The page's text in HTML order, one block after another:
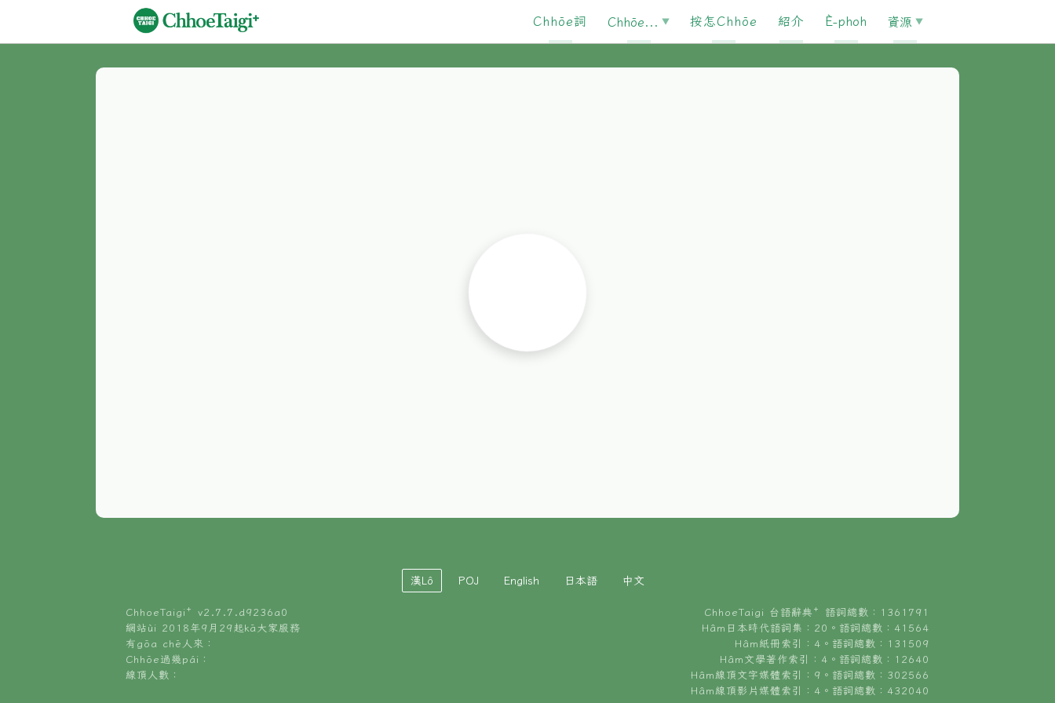
Chhōe詞 Chhōe... 按怎Chhōe 紹介 È-phoh 資源
漢Lô POJ English 日本語 中文
ChhoeTaigi⁺ v2.7.7.d9236a0
網站ùi 2018年9月29起kā大家服務
有gōa chē人來：
Chhōe過幾pái：
線頂人數：
ChhoeTaigi 台語辭典⁺ 語詞總數：1361791
Hâm日本時代語詞集：20。語詞總數：41564
Hâm紙冊索引：4。語詞總數：131509
Hâm文學著作索引：4。語詞總數：12640
Hâm線頂文字媒體索引：9。語詞總數：302566
Hâm線頂影片媒體索引：4。語詞總數：432040